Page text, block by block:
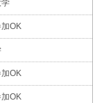
OK
OK
OK